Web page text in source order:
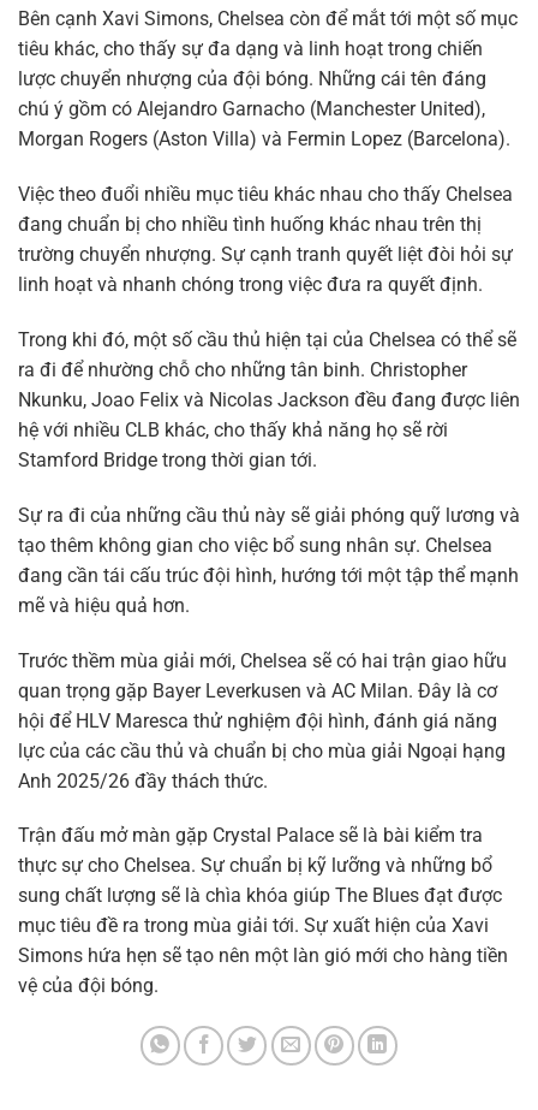
Bên cạnh Xavi Simons, Chelsea còn để mắt tới một số mục
tiêu khác, cho thấy sự đa dạng và linh hoạt trong chiến
lược chuyển nhượng của đội bóng. Những cái tên đáng
chú ý gồm có Alejandro Garnacho (Manchester United),
Morgan Rogers (Aston Villa) và Fermin Lopez (Barcelona).
Việc theo đuổi nhiều mục tiêu khác nhau cho thấy Chelsea
đang chuẩn bị cho nhiều tình huống khác nhau trên thị
trường chuyển nhượng. Sự cạnh tranh quyết liệt đòi hỏi sự
linh hoạt và nhanh chóng trong việc đưa ra quyết định.
Trong khi đó, một số cầu thủ hiện tại của Chelsea có thể sẽ
ra đi để nhường chỗ cho những tân binh. Christopher
Nkunku, Joao Felix và Nicolas Jackson đều đang được liên
hệ với nhiều CLB khác, cho thấy khả năng họ sẽ rời
Stamford Bridge trong thời gian tới.
Sự ra đi của những cầu thủ này sẽ giải phóng quỹ lương và
tạo thêm không gian cho việc bổ sung nhân sự. Chelsea
đang cần tái cấu trúc đội hình, hướng tới một tập thể mạnh
mẽ và hiệu quả hơn.
Trước thềm mùa giải mới, Chelsea sẽ có hai trận giao hữu
quan trọng gặp Bayer Leverkusen và AC Milan. Đây là cơ
hội để HLV Maresca thử nghiệm đội hình, đánh giá năng
lực của các cầu thủ và chuẩn bị cho mùa giải Ngoại hạng
Anh 2025/26 đầy thách thức.
Trận đấu mở màn gặp Crystal Palace sẽ là bài kiểm tra
thực sự cho Chelsea. Sự chuẩn bị kỹ lưỡng và những bổ
sung chất lượng sẽ là chìa khóa giúp The Blues đạt được
mục tiêu đề ra trong mùa giải tới. Sự xuất hiện của Xavi
Simons hứa hẹn sẽ tạo nên một làn gió mới cho hàng tiền
vệ của đội bóng.